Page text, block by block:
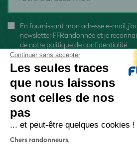
En fournissant mon adresse e-mail,
newsletter FFRandonnée et je
de notre politique de confidentialité
Continuer sans accepter
Les seules traces
que nous laissons
sont celles de nos
pas
... et peut-être quelques cookies !
Chers randonneurs,